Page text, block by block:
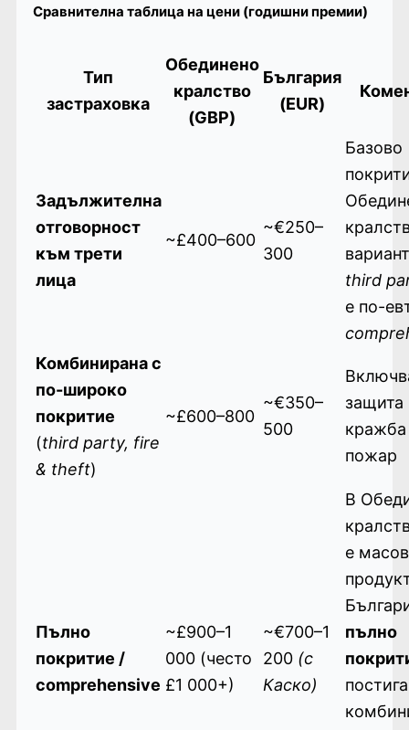
Сравнителна таблица на цени (годишни премии)
Тип
застраховка
Обединено
кралство
(GBP)
България
(EUR)
Задължителна
отговорност
към трети
лица
~£400–600
~€250–
300
Базово
third
е по-
Комбинирана с
по-широко
покритие
(third party, fire
& theft)
~£600–800
~€350–
500
защита
кражба
пожар
Пълно
покритие /
comprehensive
~£900–1
000 (често
£1 000+)
~€700–1
200 (с
Каско)
В
е
пълно